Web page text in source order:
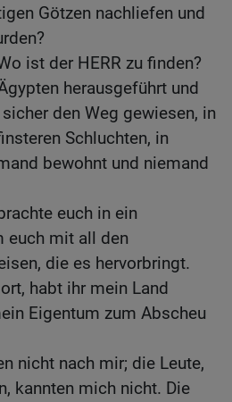
Götzen nachliefen und
ist der HERR zu finden?
herausgeführt und
den Weg gewiesen, in
Schluchten, in
bewohnt und niemand
euch in ein
euch mit all den
die es hervorbringt.
habt ihr mein Land
Eigentum zum Abscheu
nicht nach mir; die Leute,
kannten mich nicht. Die